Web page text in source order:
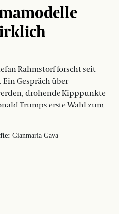
Rahmstorf forscht seit
Gespräch über
drohende Kipppunkte
Trumps erste Wahl zum
Gianmaria Gava